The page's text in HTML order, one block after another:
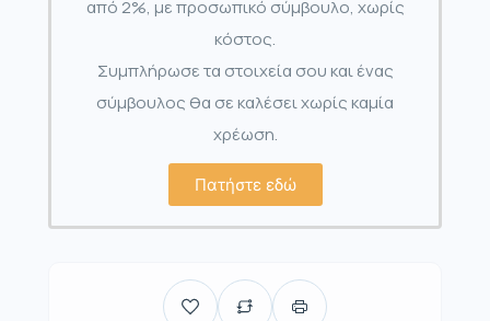
από 2%, με προσωπικό σύμβουλο, χωρίς
κόστος.
Συμπλήρωσε τα στοιχεία σου και ένας
σύμβουλος θα σε καλέσει χωρίς καμία
χρέωση.
Πατήστε εδώ